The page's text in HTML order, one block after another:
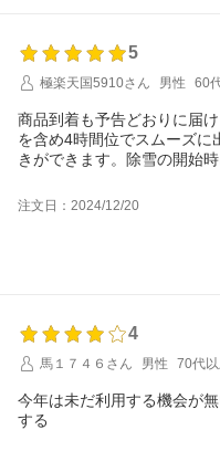
5
極楽天国5910さん
男性 60
商品到着も予告どおりに届
を含め4時間位でスムーズ
きができます。除雪の開始
部分に雪が詰まり、雪が飛
す。オーガ回転及び前進、
が、そこもクリアしました
ヤは滑るのでチェーンはあ
注文日：2024/12/20
4
馬１７４６さん
男性 70代
今年は未だ利用する機会が
する